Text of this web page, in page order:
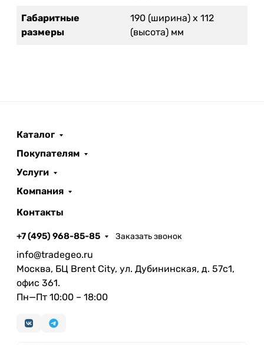
Габаритные
размеры
190 (ширина) х 112
(высота) мм
Каталог
Покупателям
Услуги
Компания
Контакты
+7 (495) 968-85-85 Заказать звонок
info@tradegeo.ru
Москва, БЦ Brent City, ул. Дубининская, д. 57с1,
офис 361.
Пн—Пт 10:00 – 18:00